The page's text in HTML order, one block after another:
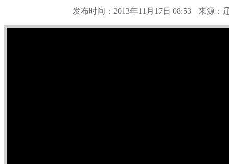
发布时间：2013年11月17日 08:53 来源：